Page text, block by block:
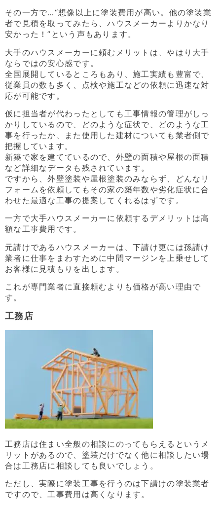
その一方で…“想像以上に塗装費用が高い。他の塗装業
者で見積を取ってみたら、ハウスメーカーよりかなり
安かった！”という声もあります。
大手のハウスメーカーに頼むメリットは、やはり大手
ならではの安心感です。
全国展開しているところもあり、施工実績も豊富で、
従業員の数も多く、点検や施工などの依頼に迅速な対
応が可能です。
仮に担当者が代わったとしても工事情報の管理がしっ
かりしているので、どのような症状で、どのような工
事を行ったか、また使用した建材についても業者側で
把握しています。
新築で家を建てているので、外壁の面積や屋根の面積
など詳細なデータも残されています。
ですから、外壁塗装や屋根塗装のみならず、どんなリ
フォームを依頼してもその家の築年数や劣化症状に合
わせた最適な工事の提案してくれるはずです。
一方で大手ハウスメーカーに依頼するデメリットは高
額な工事費用です。
元請けであるハウスメーカーは、下請け更には孫請け
業者に仕事をまわすために中間マージンを上乗せして
お客様に見積もりを出します。
これが専門業者に直接頼むよりも価格が高い理由で
す。
工務店
工務店は住まい全般の相談にのってもらえるというメ
リットがあるので、塗装だけでなく他に相談したい場
合は工務店に相談しても良いでしょう。
ただし、実際に塗装工事を行うのは下請けの塗装業者
ですので、工事費用は高くなります。